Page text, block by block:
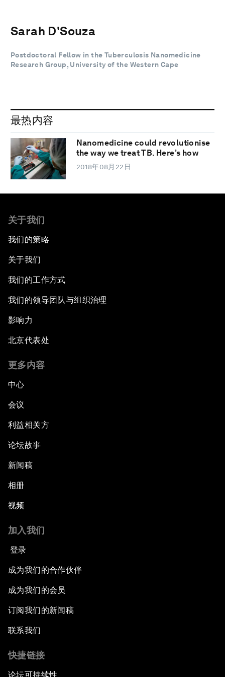
Sarah D'Souza
Postdoctoral Fellow in the Tuberculosis Nanomedicine
Research Group, University of the Western Cape
最热内容
Nanomedicine could revolutionise
the way we treat TB. Here’s how
2018年08月22日
关于我们
我们的策略
关于我们
我们的工作方式
我们的领导团队与组织治理
影响力
北京代表处
更多内容
中心
会议
利益相关方
论坛故事
新闻稿
相册
视频
加入我们
登录
成为我们的合作伙伴
成为我们的会员
订阅我们的新闻稿
联系我们
快捷链接
论坛可持续性